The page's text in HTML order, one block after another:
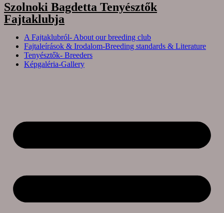
Szolnoki Bagdetta Tenyésztők
Fajtaklubja
A Fajtaklubról- About our breeding club
Fajtaleírások & Irodalom-Breeding standards & Literature
Tenyésztők- Breeders
Képgaléria-Gallery